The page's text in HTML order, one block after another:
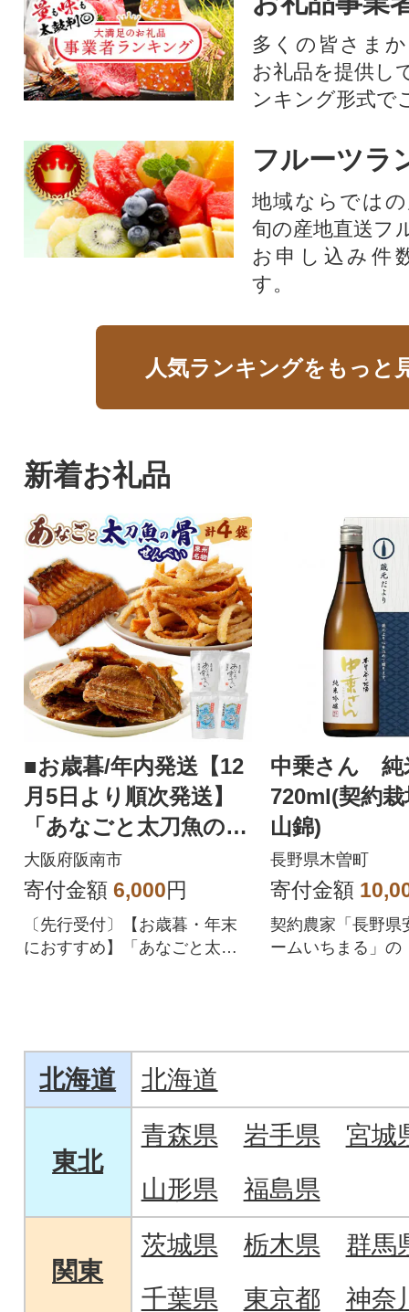
多くの皆さま
お礼品を提供し
ンキング形式で
フルーツラ
地域ならでは
旬の産地直送フ
お申し込み件
す。
人気ランキングをもっと
新着お礼品
■お歳暮/年内発送【12
月5日より順次発送】
「あなごと太刀魚の骨
せんべい(あなご2袋
太刀魚2袋)」
大阪府阪南市
寄付金額 6,000円
〔先行受付〕【お歳暮・年末
におすすめ】「あなごと太刀
中乗さん
720ml(契約
山錦)
長野県木曽町
寄付金額
契約農家「長野県
ームいちまる」
北海道 北海道
東北
青森県 岩手県
宮城
山形県
福島県
関東
茨城県 栃木県
群馬
千葉県
東京都 神奈